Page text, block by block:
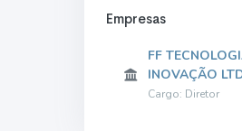
Empresas
FF
INOVAÇÃO
Cargo: Diretor